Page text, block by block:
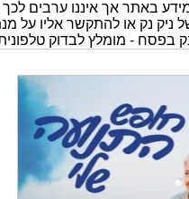
נק או להתקשר אליו על
בפסח - מומלץ לבדוק